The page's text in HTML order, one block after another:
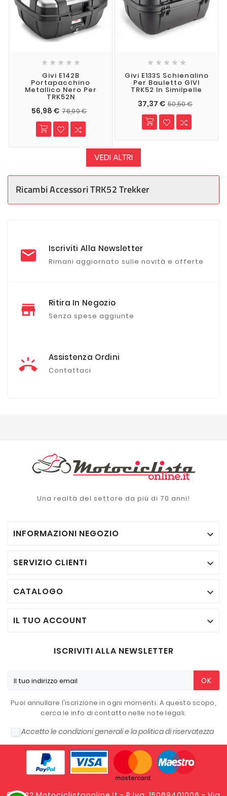
    
Givi E142B
Portapacchino
Metallico Nero Per
TRK52N
56,98 € 76,99 €
    
Givi E133S Schienalino
Per Bauletto GIVI
TRK52 In Similpelle
37,37 € 50,50 €
VEDI ALTRI
Ricambi Accessori TRK52 Trekker
Iscriviti Alla Newsletter
Rimani aggiornato sulle novità e offerte
Ritira In Negozio
Senza spese aggiunte
Assistenza Ordini
Contattaci
Una realtà del settore da più di 70 anni!
INFORMAZIONI NEGOZIO 
SERVIZIO CLIENTI 
CATALOGO 
IL TUO ACCOUNT 
ISCRIVITI ALLA NEWSLETTER
OK
Puoi annullare l'iscrizione in ogni momenti. A questo scopo,
cerca le info di contatto nelle note legali.
Accetto le condizioni generali e la politica di riservatezza